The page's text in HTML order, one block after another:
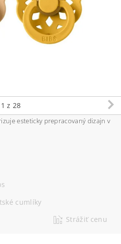
1 z 28
esteticky prepracovaný dizajn v
cumlíky
Strážiť cenu